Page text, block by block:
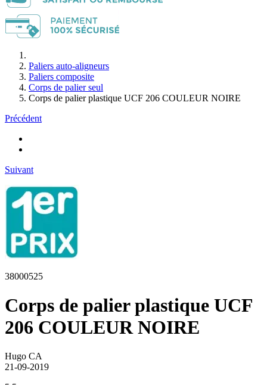
Paliers auto-aligneurs
Paliers composite
Corps de palier seul
Corps de palier plastique UCF 206 COULEUR NOIRE
Précédent
Suivant
38000525
Corps de palier plastique UCF
206 COULEUR NOIRE
Hugo CA
21-09-2019